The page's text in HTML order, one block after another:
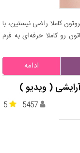
کاملا راضی نیستین، با
رو کاملا حرفه‌ای به فرم
ادامه
( ویدیو )
5 5457